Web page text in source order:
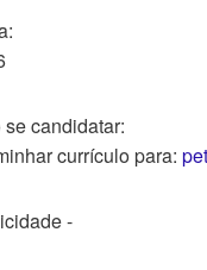
candidatar:
currículo para:
-